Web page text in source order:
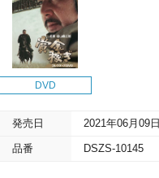
DVD
発売日 2021年06月09日
品番 DSZS-10145